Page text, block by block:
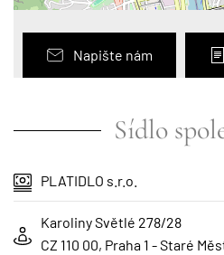
Napište nám
Sídlo
PLATIDLO s.r.o.
Karoliny Světlé 278/28
CZ 110 00, Praha 1 - Staré